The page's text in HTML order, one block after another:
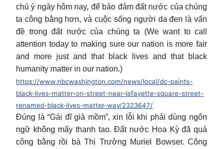
chú ý ngày hôm nay, để bảo đảm đất nước của chúng
ta công bằng hơn, và cuộc sống người da đen là vấn
đề trong đất nước của chúng ta (We want to call
attention today to making sure our nation is more fair
and more just and that black lives and that black
humanity matter in our nation.)
https://www.nbcwashington.com/news/local/dc-paints-
black-lives-matter-on-street-near-lafayette-square-street-
renamed-black-lives-matter-way/2323647/
Đúng là “Gái đĩ già mồm”, xin lỗi khi phải dùng ngôn
ngữ không mấy thanh tao. Đất nước Hoa Kỳ đã quá
công bằng rồi bà Thị Trưởng Muriel Bowser. Công